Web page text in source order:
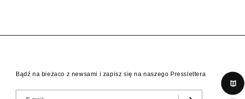
Bądź na bieżaco z newsami i zapisz się na naszego Presslettera